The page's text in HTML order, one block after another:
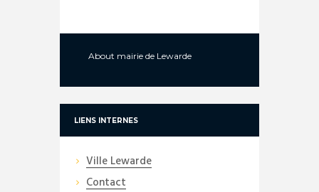
About mairie de Lewarde
LIENS INTERNES
Ville Lewarde
Contact